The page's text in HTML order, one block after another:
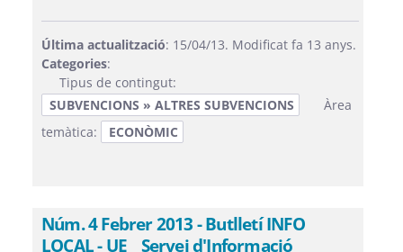
Última actualització: 15/04/13. Modificat fa 13 anys.
Categories:
Tipus de contingut:
SUBVENCIONS » ALTRES SUBVENCIONS
Àrea
temàtica:
ECONÒMIC
Núm. 4 Febrer 2013 - Butlletí INFO
LOCAL - UE _ Servei d'Informació